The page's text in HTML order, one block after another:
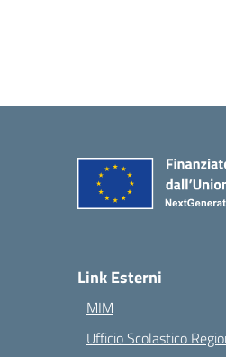
Link Esterni
MIM
Ufficio Scolastico